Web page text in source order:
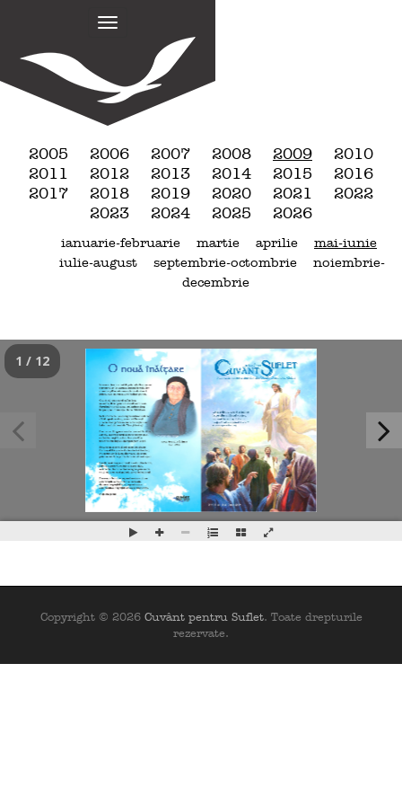
n
k
t
o
c
o
n
t
e
t
2005 2006 2007 2008 2009
2010
2011
2012 2013 2014 2015
2016
2017
2018 2019 2020 2021
2022
2023
2024 2025 2026
ianuarie-februarie martie aprilie
mai-iunie
iulie-august
septembrie-octombrie
noiembrie-
decembrie
1 / 12
Copyright © 2026 Cuvânt pentru Suflet. Toate drepturile
rezervate.